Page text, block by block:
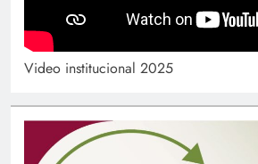
Video institucional 2025